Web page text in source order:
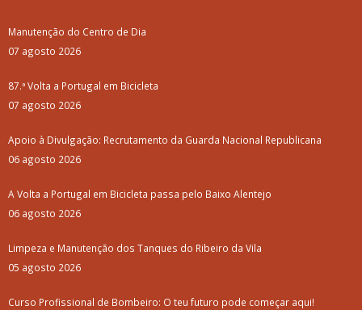
Manutenção do Centro de Dia
07 agosto 2026
87.ª Volta a Portugal em Bicicleta
07 agosto 2026
Apoio à Divulgação: Recrutamento da Guarda Nacional Republicana
06 agosto 2026
A Volta a Portugal em Bicicleta passa pelo Baixo Alentejo
06 agosto 2026
Limpeza e Manutenção dos Tanques do Ribeiro da Vila
05 agosto 2026
Curso Profissional de Bombeiro: O teu futuro pode começar aqui!